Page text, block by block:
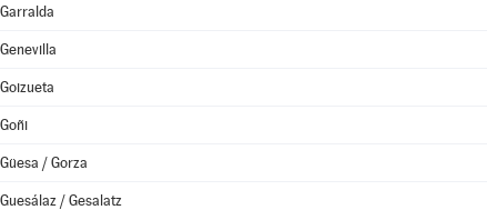
Garralda
Genevilla
Goizueta
Goñi
Güesa / Gorza
Guesálaz / Gesalatz